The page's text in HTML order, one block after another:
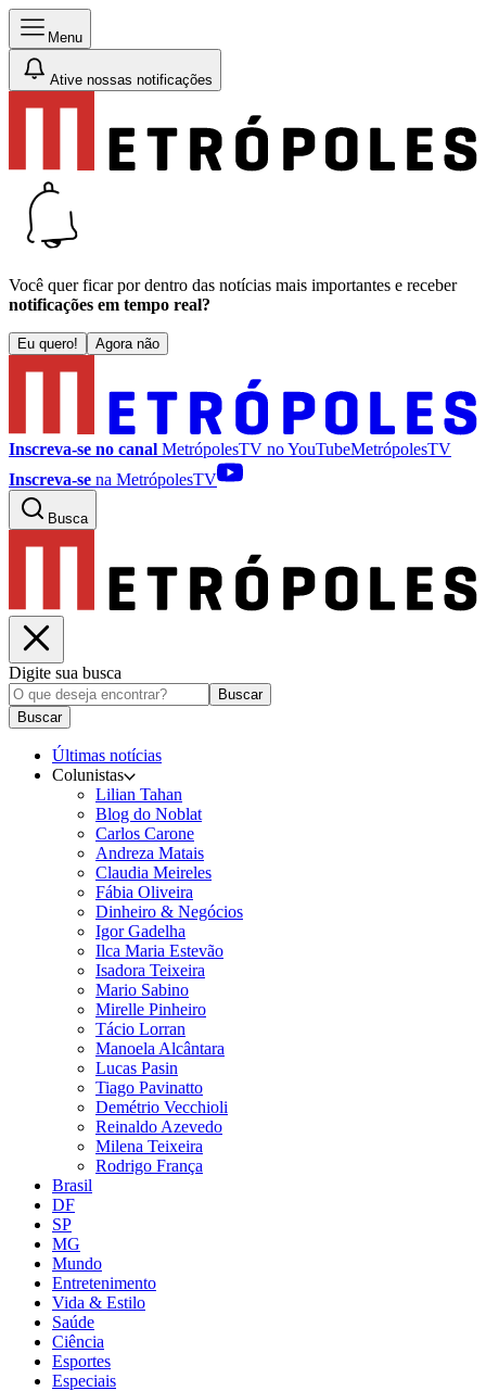
Menu
Ative nossas notificações
Você quer ficar por dentro das notícias mais importantes e receber
notificações em tempo real?
Eu quero! Agora não
Inscreva-se no canal MetrópolesTV noYouTubeMetrópolesTV
Inscreva-se na MetrópolesTV
Busca
Digite sua busca
Buscar
Buscar
Últimas notícias
Colunistas
Lilian Tahan
Blog do Noblat
Carlos Carone
Andreza Matais
Claudia Meireles
Fábia Oliveira
Dinheiro & Negócios
Igor Gadelha
Ilca Maria Estevão
Isadora Teixeira
Mario Sabino
Mirelle Pinheiro
Tácio Lorran
Manoela Alcântara
Lucas Pasin
Tiago Pavinatto
Demétrio Vecchioli
Reinaldo Azevedo
Milena Teixeira
Rodrigo França
Brasil
DF
SP
MG
Mundo
Entretenimento
Vida & Estilo
Saúde
Ciência
Esportes
Especiais